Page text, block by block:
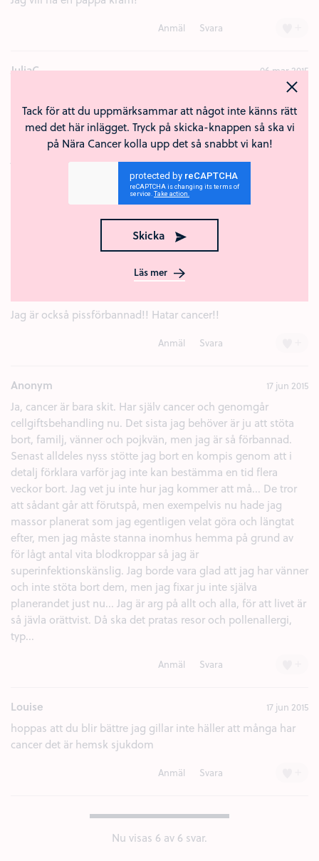
Tack för att du uppmärksammar att något inte känns rätt
med det här inlägget. Tryck på skicka-knappen så ska vi
på Nära Cancer kolla upp det så snabbt vi kan!
Skicka
Läs mer
Anmäl Svara
JuliaC 06 mar 2015
efterspelet. Men jag har redan varit så sur och otrevlig. Inte
orkat vara med kompisar för jag orkar inte ens hålla min
mun i vad som skulle kunna tolkas som ett leende. Och gör
prata med dem. Jag är så avundsjuk på alla vars liv är utan
stora problem, alla familjemedlemmar friska och krya. Jag
blir så sjukt anti. Och nu ska alla börja ringa. Tänker inte
svara när de ringer.
Anmäl Svara
Jag är också pissförbannad!! Hatar cancer!!
Anmäl Svara
Anonym 17 jun 2015
Ja, cancer är bara skit. Har själv cancer och genomgår
cellgiftsbehandling nu. Det sista jag behöver är ju att stöta
bort, familj, vänner och pojkvän, men jag är så förbannad.
Senast alldeles nyss stötte jag bort en kompis genom att i
detalj förklara varför jag inte kan bestämma en tid flera
veckor bort. Jag vet ju inte hur jag kommer att må... De tror
att sådant går att förutspå, men exempelvis nu hade jag
massor planerat som jag egentligen velat göra och längtat
efter, men jag måste stanna inomhus hemma på grund av
för lågt antal vita blodkroppar så jag är
superinfektionskänslig. Jag borde vara glad att jag har vänner
och inte stöta bort dem, men jag fixar ju inte själva
planerandet just nu... Jag är arg på allt och alla, för att livet är
så jävla orättvist. Då ska det pratas resor och pollenallergi,
typ...
Anmäl Svara
Louise 17 jun 2015
hoppas att du blir bättre jag gillar inte häller att många har
cancer det är hemsk sjukdom
Anmäl Svara
Nu visas 6 av 6 svar.